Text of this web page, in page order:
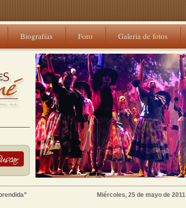
Biografías Foro Galería de fotos
Miércoles, 25 de mayo de 2011